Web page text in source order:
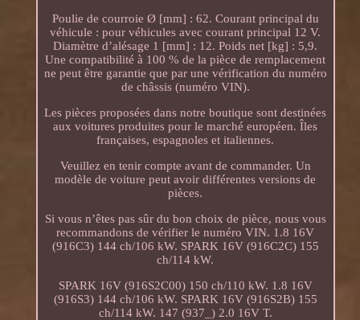
Poulie de courroie Ø [mm] : 62. Courant principal du
véhicule : pour véhicules avec courant principal 12 V.
Diamètre d’alésage 1 [mm] : 12. Poids net [kg] : 5,9.
Une compatibilité à 100 % de la pièce de remplacement
ne peut être garantie que par une vérification du numéro
de châssis (numéro VIN).
Les pièces proposées dans notre boutique sont destinées
aux voitures produites pour le marché européen. Îles
françaises, espagnoles et italiennes.
Veuillez en tenir compte avant de commander. Un
modèle de voiture peut avoir différentes versions de
pièces.
Si vous n’êtes pas sûr du bon choix de pièce, nous vous
recommandons de vérifier le numéro VIN. 1.8 16V
(916C3) 144 ch/106 kW. SPARK 16V (916C2C) 155
ch/114 kW.
SPARK 16V (916S2C00) 150 ch/110 kW. 1.8 16V
(916S3) 144 ch/106 kW. SPARK 16V (916S2B) 155
ch/114 kW. 147 (937_) 2.0 16V T.